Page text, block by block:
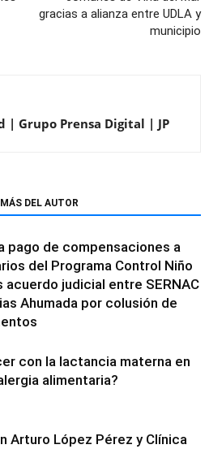
gracias a alianza entre UDLA y
municipio
| Grupo Prensa Digital | JP
MÁS DEL AUTOR
pago de compensaciones a
del Programa Control Niño
acuerdo judicial entre SERNAC
Ahumada por colusión de
con la lactancia materna en
alimentaria?
Arturo López Pérez y Clínica